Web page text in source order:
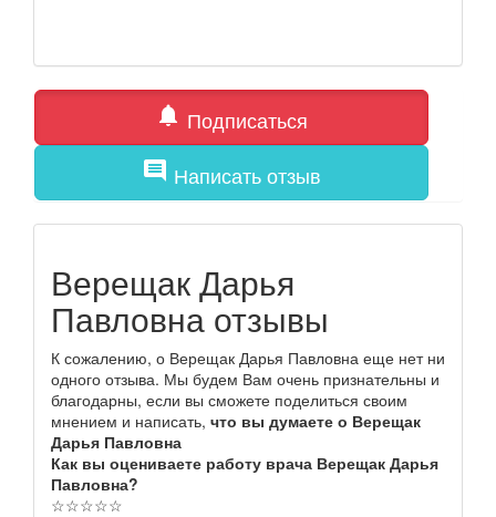
notifications Подписаться
comment Написать отзыв
Верещак Дарья
Павловна отзывы
К сожалению, о Верещак Дарья Павловна еще нет ни
одного отзыва. Мы будем Вам очень признательны и
благодарны, если вы сможете поделиться своим
мнением и написать, что вы думаете о Верещак
Дарья Павловна
Как вы оцениваете работу врача Верещак Дарья
Павловна?
☆☆☆☆☆